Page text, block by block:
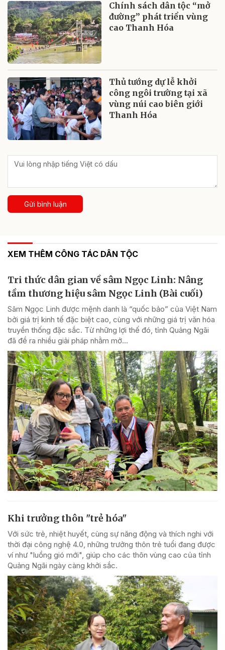
Chính sách dân tộc “mở
đường” phát triển vùng
cao Thanh Hóa
Thủ tướng dự lễ khởi
công ngôi trường tại xã
vùng núi cao biên giới
Thanh Hóa
Gửi bình luận
XEM THÊM CÔNG TÁC DÂN TỘC
Tri thức dân gian về sâm Ngọc Linh: Nâng
tầm thương hiệu sâm Ngọc Linh (Bài cuối)
Sâm Ngọc Linh được mệnh danh là “quốc bảo” của Việt Nam
bởi giá trị kinh tế đặc biệt cao, cùng với những giá trị văn hóa
truyền thống đặc sắc. Từ những lợi thế đó, tỉnh Quảng Ngãi
đã đề ra nhiều giải pháp nhằm mở...
Khi trưởng thôn "trẻ hóa"
Với sức trẻ, nhiệt huyết, cùng sự năng động và thích nghi với
thời đại công nghệ 4.0, những trưởng thôn trẻ tuổi đang được
ví như "luồng gió mới", giúp cho các thôn vùng cao của tỉnh
Quảng Ngãi ngày càng khởi sắc.